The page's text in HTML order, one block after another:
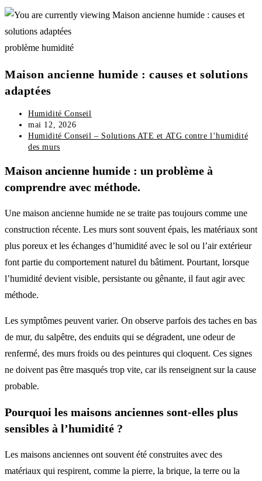
problème humidité
Maison ancienne humide : causes et solutions
adaptées
Humidité Conseil
mai 12, 2026
Humidité Conseil – Solutions ATE et ATG contre l’humidité
des murs
Maison ancienne humide : un problème à
comprendre avec méthode.
Une maison ancienne humide ne se traite pas toujours comme une
construction récente. Les murs sont souvent épais, les matériaux sont
plus poreux et les échanges d’humidité avec le sol ou l’air extérieur
font partie du comportement naturel du bâtiment. Pourtant, lorsque
l’humidité devient visible, persistante ou gênante, il faut agir avec
méthode.
Les symptômes peuvent varier. On observe parfois des taches en bas
de mur, du salpêtre, des enduits qui se dégradent, une odeur de
renfermé, des murs froids ou des peintures qui cloquent. Ces signes
ne doivent pas être masqués trop vite, car ils renseignent sur la cause
probable.
Pourquoi les maisons anciennes sont-elles plus
sensibles à l’humidité ?
Les maisons anciennes ont souvent été construites avec des
matériaux qui respirent, comme la pierre, la brique, la terre ou la